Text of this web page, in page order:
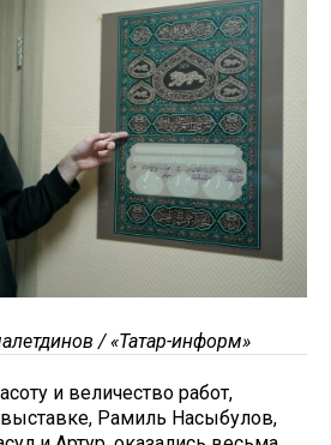
/ «Татар-информ»
и величество работ,
Рамиль Насыбулов,